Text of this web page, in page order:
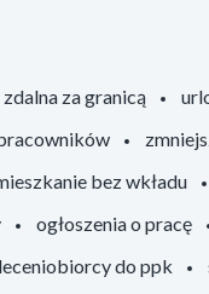
za granicą
bez wkładu
ogłoszenia o pracę
do ppk